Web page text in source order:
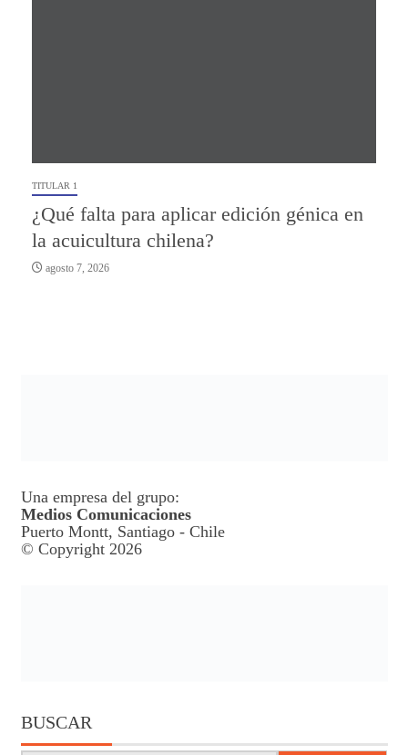
TITULAR 1
¿Qué falta para aplicar edición génica en
la acuicultura chilena?
agosto 7, 2026
Una empresa del grupo:
Medios Comunicaciones
Puerto Montt, Santiago - Chile
© Copyright 2026
BUSCAR